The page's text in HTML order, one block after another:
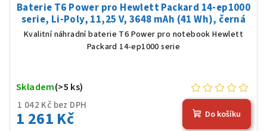
Baterie T6 Power pro Hewlett Packard 14-ep1000
serie, Li-Poly, 11,25 V, 3648 mAh (41 Wh), černá
Kvalitní náhradní baterie T6 Power pro notebook Hewlett
Packard 14-ep1000 serie
1 042 Kč bez DPH
1 261 Kč
Skladem(>5 ks)
Do košíku